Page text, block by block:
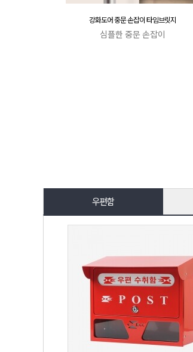
강화도어 중문 손잡이 타임브릿지
심플한 중문 손잡이
우편함